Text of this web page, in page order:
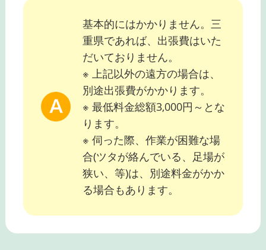
基本的にはかかりません。三
重県であれば、出張費はいた
だいておりません。
※ 上記以外の遠方の場合は、
別途出張費がかかります。
※ 最低料金総額3,000円～とな
ります。
※ 伺った際、作業が困難な場
合(ツタが絡んでいる、足場が
狭い、等)は、別途料金がかか
る場合もあります。